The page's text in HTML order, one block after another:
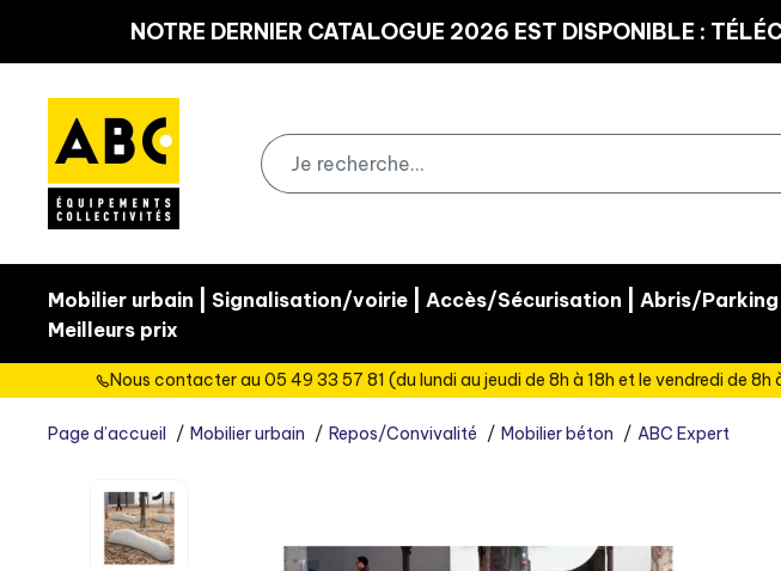
NOTRE DERNIER CATALOGUE 2026 EST DISPONIBLE :
Mobilier urbain Signalisation/voirie Accès/Sécurisation Abris/Parking
Meilleurs prix
Nous contacter au 05 49 33 57 81 (du lundi au jeudi de 8h à 18h et le vendredi de 8h
Page d’accueil Mobilier urbain Repos/Convivalité Mobilier béton ABC Expert